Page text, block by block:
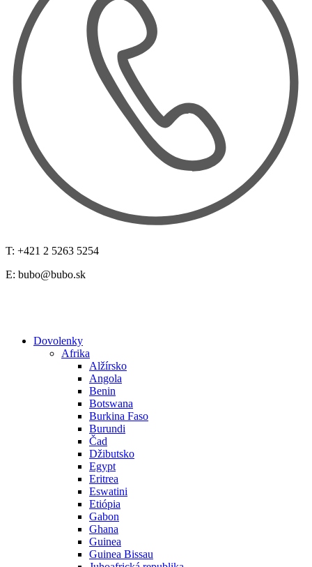
T: +421 2 5263 5254
E: bubo@bubo.sk
Dovolenky
Afrika
Alžírsko
Angola
Benin
Botswana
Burkina Faso
Burundi
Čad
Džibutsko
Egypt
Eritrea
Eswatini
Etiópia
Gabon
Ghana
Guinea
Guinea Bissau